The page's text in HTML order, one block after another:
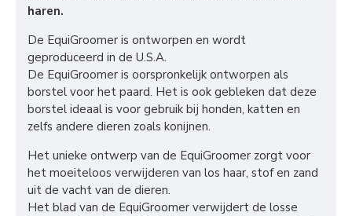
haren.
De EquiGroomer is ontworpen en wordt
geproduceerd in de U.S.A.
De EquiGroomer is oorspronkelijk ontworpen als
borstel voor het paard. Het is ook gebleken dat deze
borstel ideaal is voor gebruik bij honden, katten en
zelfs andere dieren zoals konijnen.
Het unieke ontwerp van de EquiGroomer zorgt voor
het moeiteloos verwijderen van los haar, stof en zand
uit de vacht van de dieren.
Het blad van de EquiGroomer verwijdert de losse